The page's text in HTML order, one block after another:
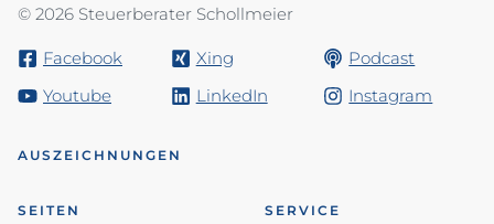
© 2026 Steuerberater Schollmeier
Facebook Xing
Podcast
Youtube
LinkedIn Instagram
AUSZEICHNUNGEN
SEITEN SERVICE